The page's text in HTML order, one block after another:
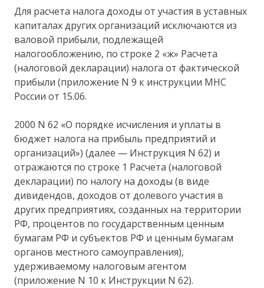
Для расчета налога доходы от участия в уставных
капиталах других организаций исключаются из
валовой прибыли, подлежащей
налогообложению, по строке 2 «ж» Расчета
(налоговой декларации) налога от фактической
прибыли (приложение N 9 к инструкции МНС
России от 15.06.
2000 N 62 «О порядке исчисления и уплаты в
бюджет налога на прибыль предприятий и
организаций») (далее — Инструкция N 62) и
отражаются по строке 1 Расчета (налоговой
декларации) по налогу на доходы (в виде
дивидендов, доходов от долевого участия в
других предприятиях, созданных на территории
РФ, процентов по государственным ценным
бумагам РФ и субъектов РФ и ценным бумагам
органов местного самоуправления),
удерживаемому налоговым агентом
(приложение N 10 к Инструкции N 62).